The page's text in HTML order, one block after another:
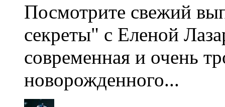
Посмотрите свежий
секреты" с Еленой
современная и очень
новорожденного...